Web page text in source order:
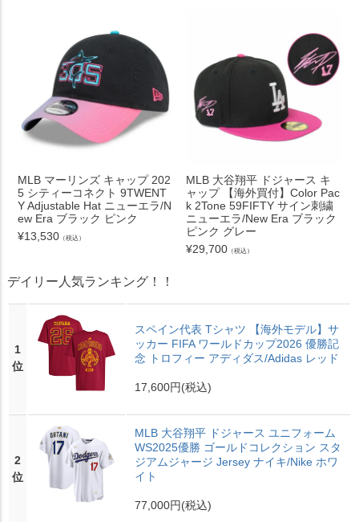
MLB マーリンズ キャップ 202
5 シティーコネクト 9TWENT
Y Adjustable Hat ニューエラ/N
ew Era ブラック ピンク
¥13,530 （税込）
MLB 大谷翔平 ドジャース キ
ャップ 【海外買付】Color Pac
k 2Tone 59FIFTY サイン刺繍
ニューエラ/New Era ブラック
ピンク グレー
¥29,700 （税込）
デイリー人気ランキング！！
1
位
スペイン代表 Tシャツ 【海外モデル】サ
ッカー FIFA ワールドカップ2026 優勝記
念 トロフィー アディダス/Adidas レッド
17,600円(税込)
2
位
MLB 大谷翔平 ドジャース ユニフォーム
WS2025優勝 ゴールドコレクション スタ
ジアムジャージ Jersey ナイキ/Nike ホワ
イト
77,000円(税込)